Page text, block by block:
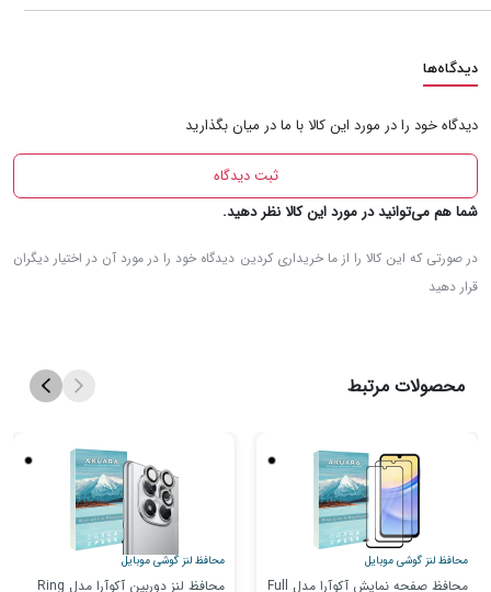
دیدگاه‌ها
دیدگاه‌ خود را در مورد این کالا با ما در میان بگذارید
ثبت دیدگاه‌
شما هم می‌توانید در مورد این کالا نظر دهید.
در صورتی که این کالا را از ما خریداری کردین دیدگاه خود را در مورد آن در اختیار دیگران
قرار دهید
محصولات مرتبط
محافظ لنز گوشی موبایل
محافظ صفحه نمایش آکوآرا مدل Full
محافظ لنز گوشی موبایل
محافظ لنز دوربین آکوآرا مدل Ring